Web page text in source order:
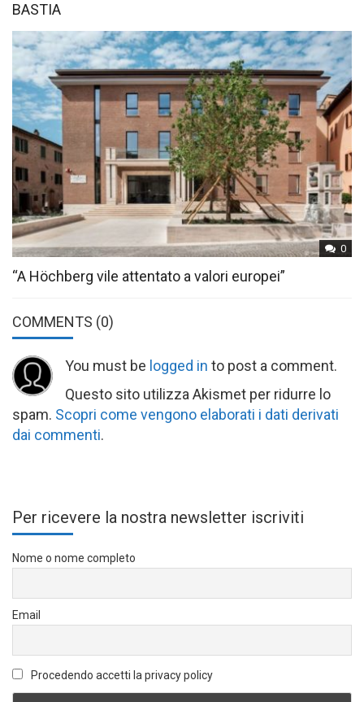
BASTIA
0
“A Höchberg vile attentato a valori europei”
COMMENTS (0)
You must be logged in to post a comment.
Questo sito utilizza Akismet per ridurre lo
spam. Scopri come vengono elaborati i dati derivati
dai commenti.
Per ricevere la nostra newsletter iscriviti
Nome o nome completo
Email
Procedendo accetti la privacy policy